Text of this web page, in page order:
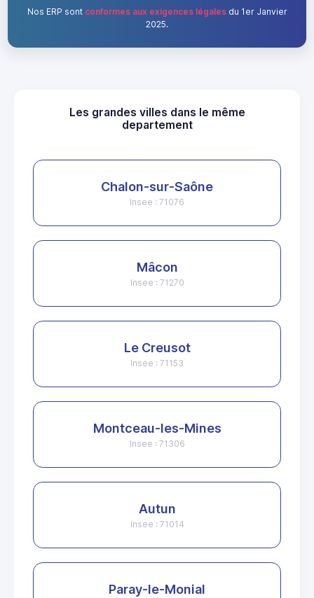
Nos ERP sont conformes aux exigences légalesdu 1er Janvier
2025.
Les grandes villes dans le même
departement
Chalon-sur-Saône
Insee : 71076
Mâcon
Insee : 71270
Le Creusot
Insee : 71153
Montceau-les-Mines
Insee : 71306
Autun
Insee : 71014
Paray-le-Monial